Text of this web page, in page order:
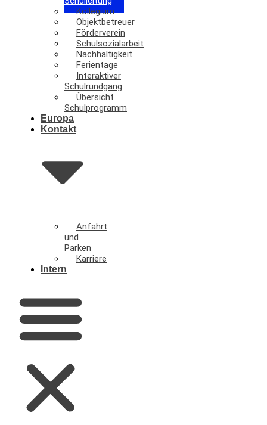
Kollegium
Objektbetreuer
Förderverein
Schulsozialarbeit
Nachhaltigkeit
Ferientage
Interaktiver
Schulrundgang
Übersicht
Schulprogramm
Europa
Kontakt
Anfahrt
und
Parken
Karriere
Intern